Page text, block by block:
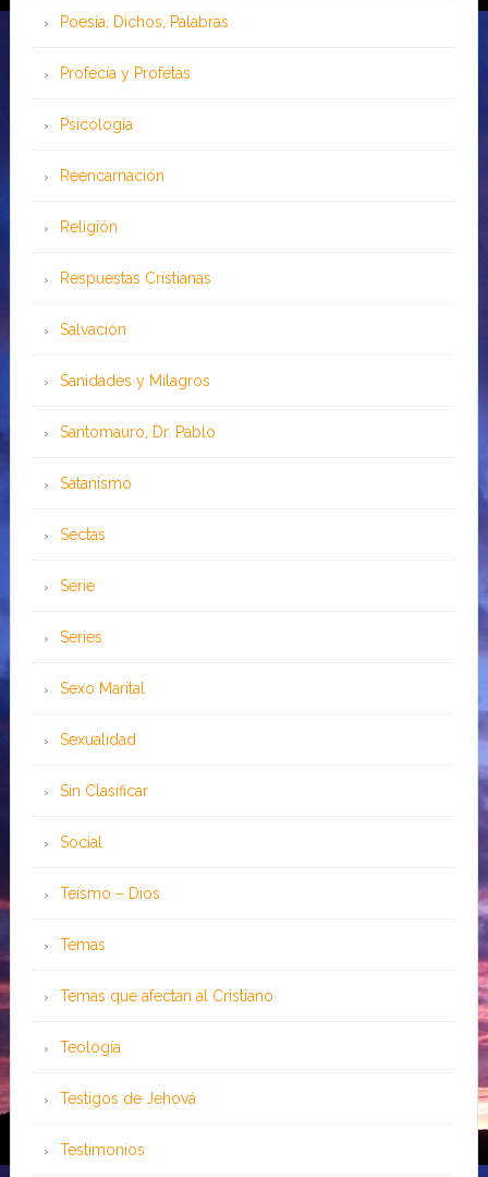
Poesía, Dichos, Palabras
Profecía y Profetas
Psicología
Reencarnación
Religión
Respuestas Cristianas
Salvación
Sanidades y Milagros
Santomauro, Dr. Pablo
Satanismo
Sectas
Serie
Series
Sexo Marital
Sexualidad
Sin Clasificar
Social
Teísmo – Dios
Temas
Temas que afectan al Cristiano
Teología
Testigos de Jehová
Testimonios